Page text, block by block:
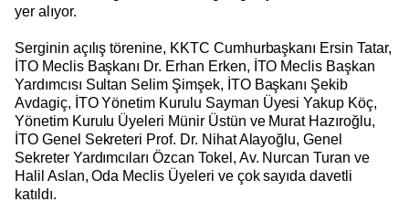
yer alıyor.
Serginin açılış törenine, KKTC Cumhurbaşkanı Ersin Tatar,
İTO Meclis Başkanı Dr. Erhan Erken, İTO Meclis Başkan
Yardımcısı Sultan Selim Şimşek, İTO Başkanı Şekib
Avdagiç, İTO Yönetim Kurulu Sayman Üyesi Yakup Köç,
Yönetim Kurulu Üyeleri Münir Üstün ve Murat Hazıroğlu,
İTO Genel Sekreteri Prof. Dr. Nihat Alayoğlu, Genel
Sekreter Yardımcıları Özcan Tokel, Av. Nurcan Turan ve
Halil Aslan, Oda Meclis Üyeleri ve çok sayıda davetli
katıldı.